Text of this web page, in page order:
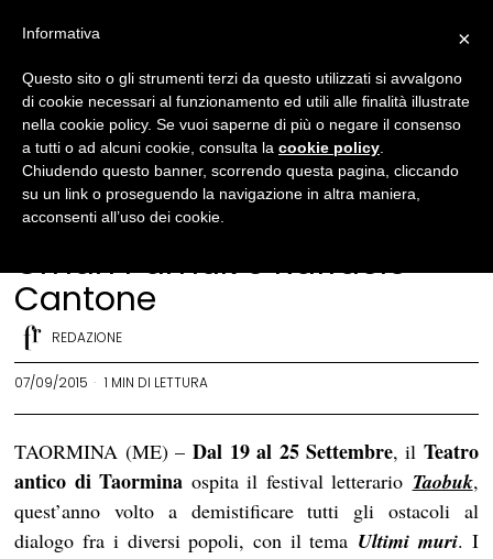
News
Taobuk, Taormina: omaggio
a Pasolini
e antirazzismo, con Uto
Ughi,
Orhan Pamuk e Raffaele
Cantone
REDAZIONE
07/09/2015 1 MIN DI LETTURA
TAORMINA (ME) –Dal 19 al 25 Settembre, il Teatro
antico di Taormina ospita il festival letterario Taobuk,
quest’anno volto a demistificare tutti gli ostacoli al
dialogo fra i diversi popoli, con il tema Ultimi muri. I
×
Informativa
Questo sito o gli strumenti terzi da questo utilizzati si avvalgono
di cookie necessari al funzionamento ed utili alle finalità illustrate
nella cookie policy. Se vuoi saperne di più o negare il consenso
a tutti o ad alcuni cookie, consulta la cookie policy
Chiudendo questo banner, scorrendo questa pagina, cliccando
su un link o proseguendo la navigazione in altra maniera,
acconsenti all’uso dei cookie.